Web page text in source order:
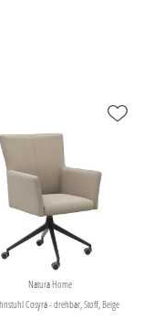
Natura Home
Cosyra - drehbar, Stoff, Beige